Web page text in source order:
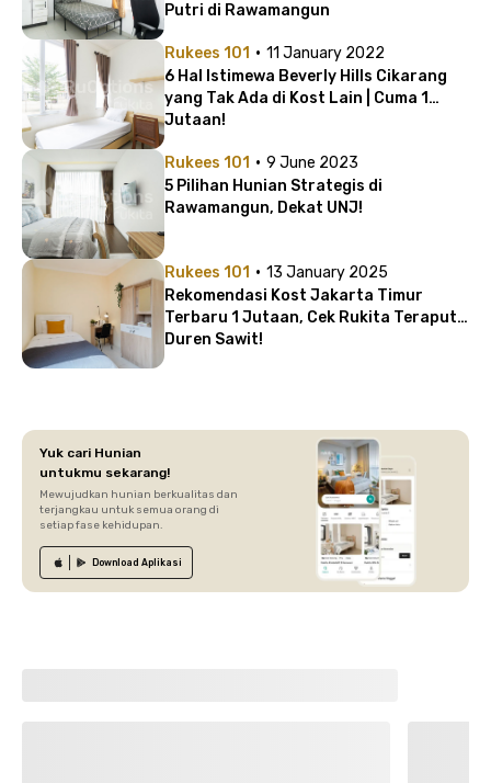
Putri di Rawamangun
Rukees 101 · 11 January 2022
6 Hal Istimewa Beverly Hills Cikarang
yang Tak Ada di Kost Lain | Cuma 1
Jutaan!
Rukees 101 · 9 June 2023
5 Pilihan Hunian Strategis di
Rawamangun, Dekat UNJ!
Rukees 101 · 13 January 2025
Rekomendasi Kost Jakarta Timur
Terbaru 1 Jutaan, Cek Rukita Teraputi
Duren Sawit!
Yuk cari Hunian
untukmu sekarang!
Mewujudkan hunian berkualitas dan
terjangkau untuk semua orang di
setiap fase kehidupan.
Download Aplikasi